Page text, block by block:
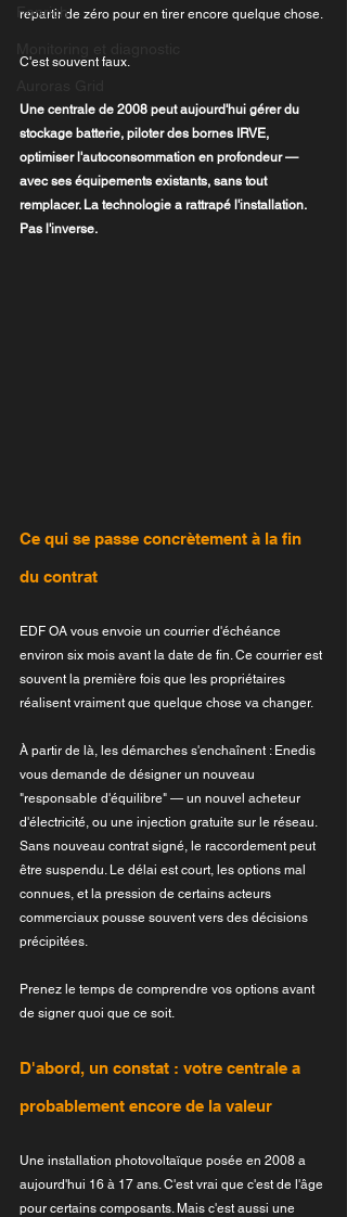
Fonrich
repartir de zéro pour en tirer encore quelque chose.
C'est souvent faux.
Une centrale de 2008 peut aujourd'hui gérer du
stockage batterie, piloter des bornes IRVE,
optimiser l'autoconsommation en profondeur —
avec ses équipements existants, sans tout
remplacer. La technologie a rattrapé l'installation.
Pas l'inverse.
Ce qui se passe concrètement à la fin
du contrat
EDF OA vous envoie un courrier d'échéance
environ six mois avant la date de fin. Ce courrier est
souvent la première fois que les propriétaires
réalisent vraiment que quelque chose va changer.
À partir de là, les démarches s'enchaînent : Enedis
vous demande de désigner un nouveau
"responsable d'équilibre" — un nouvel acheteur
d'électricité, ou une injection gratuite sur le réseau.
Sans nouveau contrat signé, le raccordement peut
être suspendu. Le délai est court, les options mal
connues, et la pression de certains acteurs
commerciaux pousse souvent vers des décisions
précipitées.
Prenez le temps de comprendre vos options avant
de signer quoi que ce soit.
D'abord, un constat : votre centrale a
probablement encore de la valeur
Une installation photovoltaïque posée en 2008 a
aujourd'hui 16 à 17 ans. C'est vrai que c'est de l'âge
pour certains composants. Mais c'est aussi une